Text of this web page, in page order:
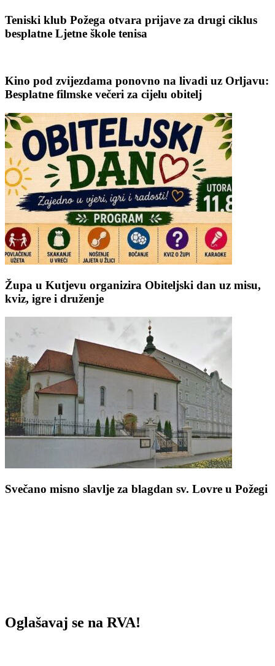
Teniski klub Požega otvara prijave za drugi ciklus
besplatne Ljetne škole tenisa
Kino pod zvijezdama ponovno na livadi uz Orljavu:
Besplatne filmske večeri za cijelu obitelj
Župa u Kutjevu organizira Obiteljski dan uz misu,
kviz, igre i druženje
Svečano misno slavlje za blagdan sv. Lovre u Požegi
Oglašavaj se na RVA!